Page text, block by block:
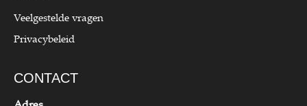
Veelgestelde vragen
Privacybeleid
CONTACT